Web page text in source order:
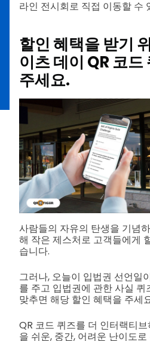
라인 전시회로 직접 이동할 수
할인 혜택을 받기
이츠 데이 QR 코드
주세요.
사람들의 자유의 탄생을 기념
해 작은 제스처로 고객들에게
습니다.
그러나, 오늘이 입법권 선언일
를 주고 입법권에 관한 사실 퀴
맞추면 해당 할인 혜택을 주세
QR 코드 퀴즈를 더 인터랙티
을 쉬운, 중간, 어려운 난이도